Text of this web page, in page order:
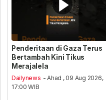
Penderitaan di Gaza Terus
Bertambah Kini Tikus
Merajalela
Dailynews - Ahad , 09 Aug 2026,
17:00 WIB